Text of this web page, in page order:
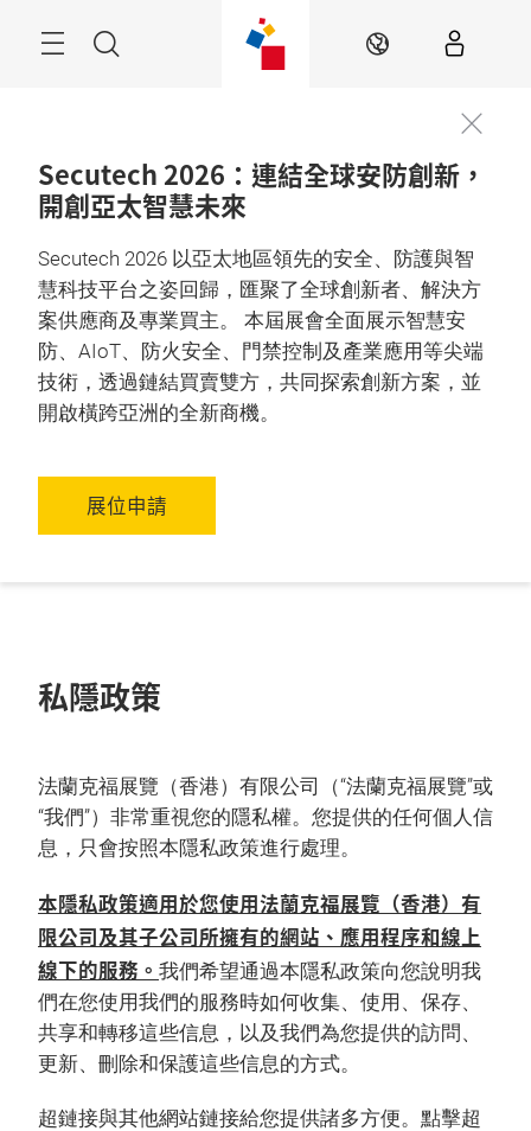
目
ZH
Secutech 2026：連結全球安防創新，
開創亞太智慧未來
Secutech 2026 以亞太地區領先的安全、防護與智
慧科技平台之姿回歸，匯聚了全球創新者、解決方
案供應商及專業買主。 本屆展會全面展示智慧安
防、AIoT、防火安全、門禁控制及產業應用等尖端
技術，透過鏈結買賣雙方，共同探索創新方案，並
開啟橫跨亞洲的全新商機。
展位申請
私隱政策
法蘭克福展覽（香港）有限公司（“法蘭克福展覽”或
“我們”）非常重視您的隱私權。您提供的任何個人信
息，只會按照本隱私政策進行處理。
本隱私政策適用於您使用法蘭克福展覽（香港）有
限公司及其子公司所擁有的網站、應用程序和線上
線下的服務。 我們希望通過本隱私政策向您說明我
們在您使用我們的服務時如何收集、使用、保存、
共享和轉移這些信息，以及我們為您提供的訪問、
更新、刪除和保護這些信息的方式。
超鏈接與其他網站鏈接給您提供諸多方便。點擊超